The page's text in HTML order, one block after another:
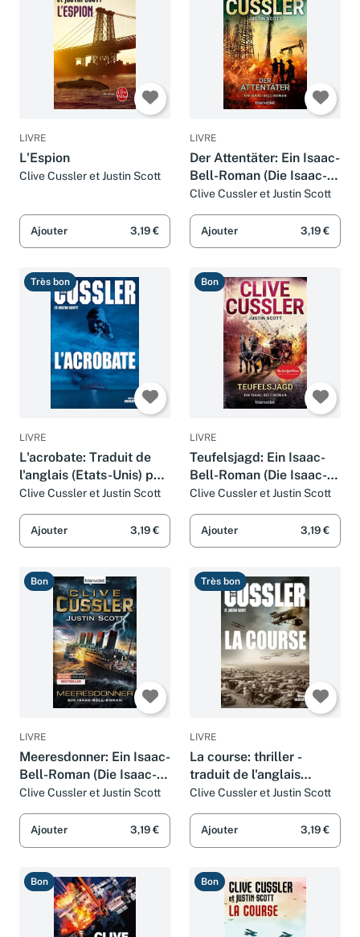
LIVRE
L'Espion
Clive Cussler et Justin Scott
Ajouter 3,19 €
LIVRE
Der Attentäter: Ein Isaac-
Bell-Roman (Die Isaac-
Bell-Abenteuer, Band 8)
Clive Cussler et Justin Scott
Ajouter 3,19 €
Très bon
LIVRE
L'acrobate: Traduit de
l'anglais (Etats-Unis) par
François Vidonne
Clive Cussler et Justin Scott
Ajouter 3,19 €
Bon
LIVRE
Teufelsjagd: Ein Isaac-
Bell-Roman (Die Isaac-
Bell-Abenteuer, Band 9)
Clive Cussler et Justin Scott
Ajouter 3,19 €
Bon
LIVRE
Meeresdonner: Ein Isaac-
Bell-Roman (Die Isaac-
Bell-Abenteuer, Band 5)
Clive Cussler et Justin Scott
Ajouter 3,19 €
Très bon
LIVRE
La course: thriller -
traduit de l'anglais
(États-Unis) par Bernard
Gilles
Clive Cussler et Justin Scott
Ajouter 3,19 €
Bon Bon